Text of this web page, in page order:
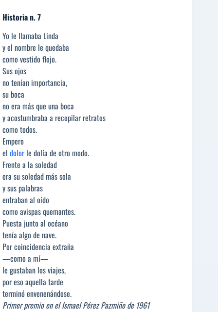
Historia n. 7
Yo le llamaba Linda
y el nombre le quedaba
como vestido flojo.
Sus ojos
no tenían importancia,
su boca
no era más que una boca
y acostumbraba a recopilar retratos
como todos.
Empero
el dolor le dolía de otro modo.
Frente a la soledad
era su soledad más sola
y sus palabras
entraban al oído
como avispas quemantes.
Puesta junto al océano
tenía algo de nave.
Por coincidencia extraña
—como a mí—
le gustaban los viajes,
por eso aquella tarde
terminó envenenándose.
Primer premio en el Ismael Pérez Pazmiño de 1961